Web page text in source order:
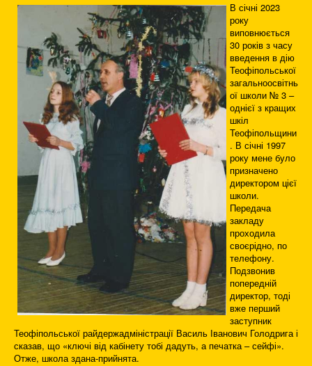
В січні 2023
року
виповнюється
30 років з часу
введення в дію
Теофіпольської
загальноосвітнь
ої школи № 3 –
однієї з кращих
шкіл
Теофіпольщини
. В січні 1997
року мене було
призначено
директором цієї
школи.
Передача
закладу
проходила
своєрідно, по
телефону.
Подзвонив
попередній
директор, тоді
вже перший
заступник
Теофіпольської райдержадміністрації Василь Іванович Голодрига і
сказав, що «ключі від кабінету тобі дадуть, а печатка – сейфі».
Отже, школа здана-прийнята.